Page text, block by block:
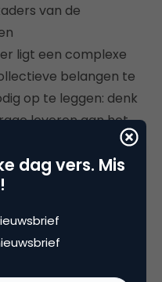
van de
ligt een complexe
belangen te
op te leggen: denk
leveren aan het
vergunningen
een defensielinie
markten kunnen
dag vers. Mis